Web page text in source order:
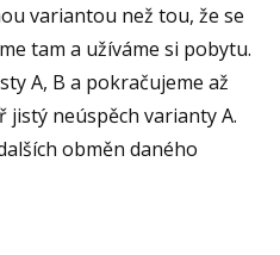
variantou než tou, že se
tam a užíváme si pobytu.
A, B a pokračujeme až
jistý neúspěch varianty A.
obměn daného